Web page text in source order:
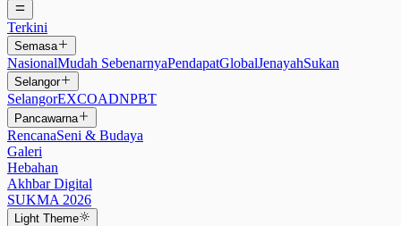
Terkini
Semasa
NasionalMudah SebenarnyaPendapatGlobalJenayahSukan
Selangor
SelangorEXCOADNPBT
Pancawarna
RencanaSeni & Budaya
Galeri
Hebahan
Akhbar Digital
SUKMA 2026
Light Theme